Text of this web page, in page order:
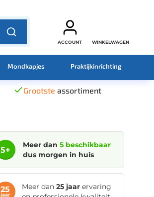
ACCOUNT WINKELWAGEN
Mondkapjes Praktijkinrichting
Grootste assortiment
5+
Meer dan 5 beschikbaar
dus morgen in huis
25
jaar
Meer dan 25 jaarervaring